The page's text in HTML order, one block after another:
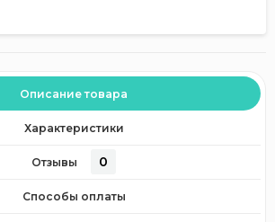
Описание товара
Характеристики
Отзывы 0
Способы оплаты